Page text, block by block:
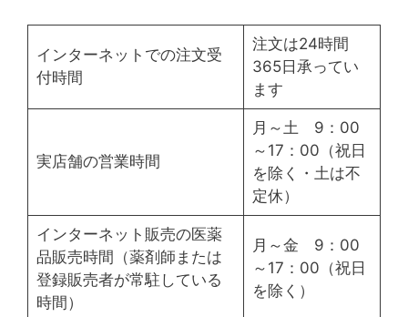
インターネットでの注文受
付時間
注文は24時間
365日承ってい
ます
実店舗の営業時間
月～土 9：00
～17：00（祝日
を除く・土は不
定休）
インターネット販売の医薬
品販売時間（薬剤師または
登録販売者が常駐している
時間）
月～金 9：00
～17：00（祝日
を除く）